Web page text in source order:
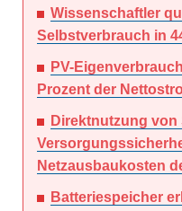
Wissenschaftler
Selbstverbrauch in
PV-
Prozent der
Direktnutzung
Netzausbaukosten
Batteriespeicher